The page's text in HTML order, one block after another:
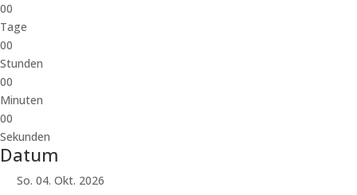
00
Tage
00
Stunden
00
Minuten
00
Sekunden
Datum
So. 04. Okt. 2026